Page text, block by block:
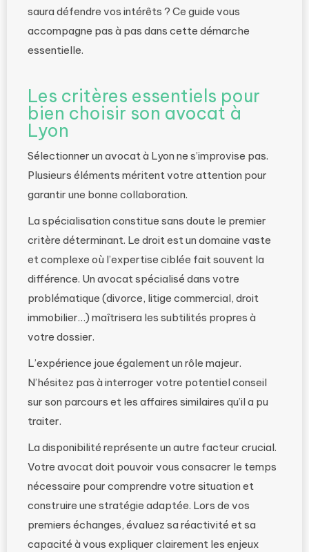
saura défendre vos intérêts ? Ce guide vous
accompagne pas à pas dans cette démarche
essentielle.
Les critères essentiels pour
bien choisir son avocat à
Lyon
Sélectionner un avocat à Lyon ne s’improvise pas.
Plusieurs éléments méritent votre attention pour
garantir une bonne collaboration.
La spécialisation constitue sans doute le premier
critère déterminant. Le droit est un domaine vaste
et complexe où l’expertise ciblée fait souvent la
différence. Un avocat spécialisé dans votre
problématique (divorce, litige commercial, droit
immobilier…) maîtrisera les subtilités propres à
votre dossier.
L’expérience joue également un rôle majeur.
N’hésitez pas à interroger votre potentiel conseil
sur son parcours et les affaires similaires qu’il a pu
traiter.
La disponibilité représente un autre facteur crucial.
Votre avocat doit pouvoir vous consacrer le temps
nécessaire pour comprendre votre situation et
construire une stratégie adaptée. Lors de vos
premiers échanges, évaluez sa réactivité et sa
capacité à vous expliquer clairement les enjeux